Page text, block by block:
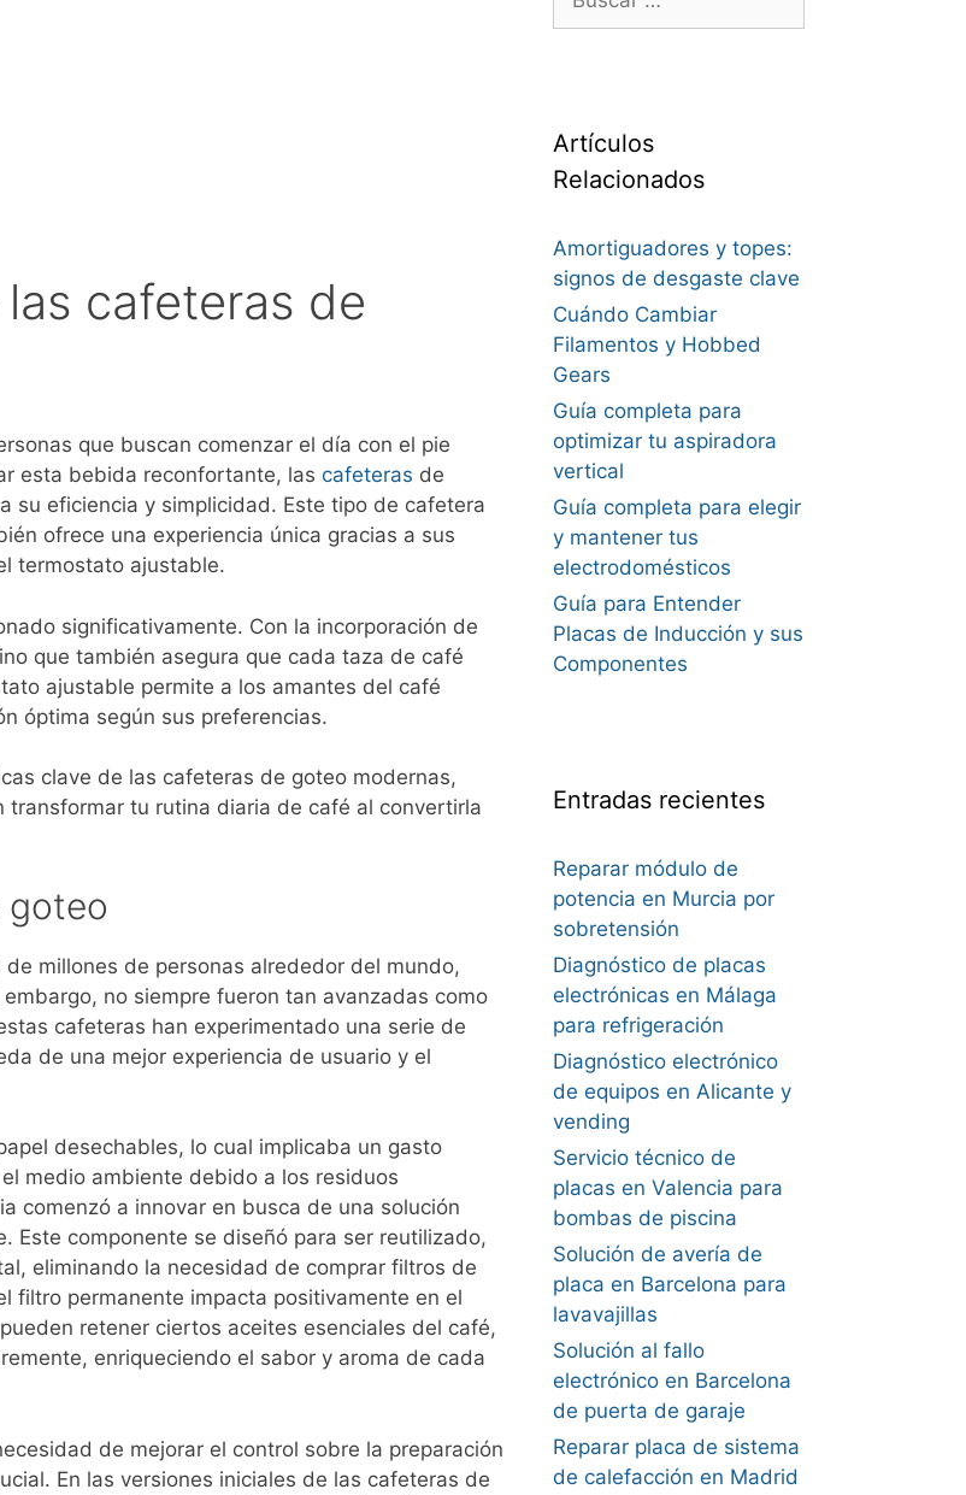
cafeteras de
que buscan comenzar el día con el pie
esta bebida reconfortante, las cafeteras de
su eficiencia y simplicidad. Este tipo de cafetera
ofrece una experiencia única gracias a sus
termostato ajustable.
significativamente. Con la incorporación de
que también asegura que cada taza de café
ajustable permite a los amantes del café
óptima según sus preferencias.
clave de las cafeteras de goteo modernas,
tu rutina diaria de café al convertirla
goteo
millones de personas alrededor del mundo,
no siempre fueron tan avanzadas como
cafeteras han experimentado una serie de
de una mejor experiencia de usuario y el
desechables, lo cual implicaba un gasto
medio ambiente debido a los residuos
comenzó a innovar en busca de una solución
Este componente se diseñó para ser reutilizado,
eliminando la necesidad de comprar filtros de
filtro permanente impacta positivamente en el
retener ciertos aceites esenciales del café,
enriqueciendo el sabor y aroma de cada
de mejorar el control sobre la preparación
En las versiones iniciales de las cafeteras de
Artículos
Relacionados
Amortiguadores y topes:
signos de desgaste clave
Cuándo Cambiar
Filamentos y Hobbed
Gears
Guía completa para
optimizar tu aspiradora
vertical
Guía completa para elegir
y mantener tus
electrodomésticos
Guía para Entender
Placas de Inducción y sus
Componentes
Entradas recientes
Reparar módulo de
potencia en Murcia por
sobretensión
Diagnóstico de placas
electrónicas en Málaga
para refrigeración
Diagnóstico electrónico
de equipos en Alicante y
vending
Servicio técnico de
placas en Valencia para
bombas de piscina
Solución de avería de
placa en Barcelona para
lavavajillas
Solución al fallo
electrónico en Barcelona
de puerta de garaje
Reparar placa de sistema
de calefacción en Madrid